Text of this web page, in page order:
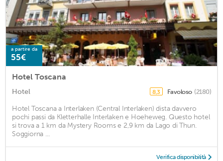
a partire da
55€
Hotel Toscana
Hotel 8,3 Favoloso (2180)
Hotel Toscana a Interlaken (Central Interlaken) dista davvero
pochi passi da Kletterhalle Interlaken e Hoeheweg. Questo hotel
si trova a 1 km da Mystery Rooms e 2,9 km da Lago di Thun.
Soggiorna ...
Verifica disponibilità